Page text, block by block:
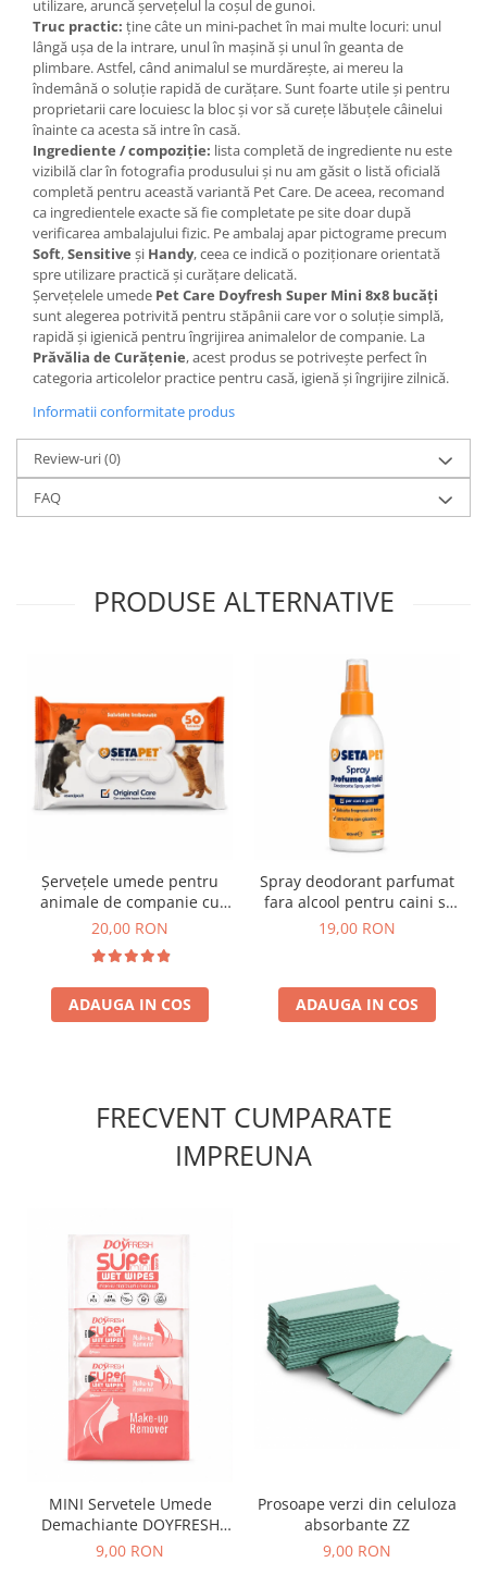
utilizare, aruncă șervețelul la coșul de gunoi.
Truc practic: ține câte un mini-pachet în mai multe locuri: unul
lângă ușa de la intrare, unul în mașină și unul în geanta de
plimbare. Astfel, când animalul se murdărește, ai mereu la
îndemână o soluție rapidă de curățare. Sunt foarte utile și pentru
proprietarii care locuiesc la bloc și vor să curețe lăbuțele câinelui
înainte ca acesta să intre în casă.
Ingrediente / compoziție: lista completă de ingrediente nu este
vizibilă clar în fotografia produsului și nu am găsit o listă oficială
completă pentru această variantă Pet Care. De aceea, recomand
ca ingredientele exacte să fie completate pe site doar după
verificarea ambalajului fizic. Pe ambalaj apar pictograme precum
Soft,Sensitive și Handy, ceea ce indică o poziționare orientată
spre utilizare practică și curățare delicată.
Șervețelele umede Pet Care Doyfresh Super Mini 8x8 bucăți
sunt alegerea potrivită pentru stăpânii care vor o soluție simplă,
rapidă și igienică pentru îngrijirea animalelor de companie. La
Prăvălia de Curățenie, acest produs se potrivește perfect în
categoria articolelor practice pentru casă, igienă și îngrijire zilnică.
Informatii conformitate produs
Review-uri(0)
FAQ
PRODUSE ALTERNATIVE
Șervețele umede pentru
animale de companie cu
capac pop-up SetaPet – 50
20,00 RON
ADAUGA IN COS
Spray deodorant parfumat
fara alcool pentru caini si
pisici Setablu 100 ml
19,00 RON
ADAUGA IN COS
FRECVENT CUMPARATE
IMPREUNA
MINI Servetele Umede
Demachiante DOYFRESH
Make Up – 8 pachete x 8
9,00 RON
Prosoape verzi din celuloza
absorbante ZZ
9,00 RON